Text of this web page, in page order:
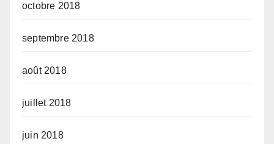
octobre 2018
septembre 2018
août 2018
juillet 2018
juin 2018